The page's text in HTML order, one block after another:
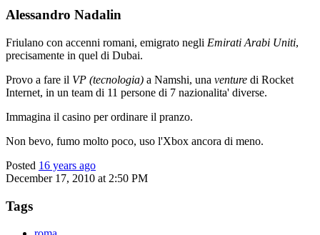
Alessandro Nadalin
Friulano con accenni romani, emigrato negli Emirati Arabi Uniti,
precisamente in quel di Dubai.
Provo a fare il VP (tecnologia) a Namshi, una venture di Rocket
Internet, in un team di 11 persone di 7 nazionalita' diverse.
Immagina il casino per ordinare il pranzo.
Non bevo, fumo molto poco, uso l'Xbox ancora di meno.
Posted 16 years ago
December 17, 2010 at 2:50 PM
Tags